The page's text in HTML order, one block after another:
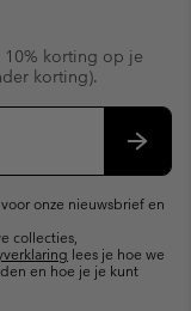
korting op je
korting).
onze nieuwsbrief en
collecties,
lees je hoe we
en hoe je je kunt